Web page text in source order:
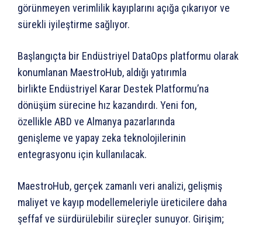
görünmeyen verimlilik kayıplarını açığa çıkarıyor ve
sürekli iyileştirme sağlıyor.
Başlangıçta bir Endüstriyel DataOps platformu olarak
konumlanan MaestroHub, aldığı yatırımla
birlikte Endüstriyel Karar Destek Platformu’na
dönüşüm sürecine hız kazandırdı. Yeni fon,
özellikle ABD ve Almanya pazarlarında
genişleme ve yapay zeka teknolojilerinin
entegrasyonu için kullanılacak.
MaestroHub, gerçek zamanlı veri analizi, gelişmiş
maliyet ve kayıp modellemeleriyle üreticilere daha
şeffaf ve sürdürülebilir süreçler sunuyor. Girişim;